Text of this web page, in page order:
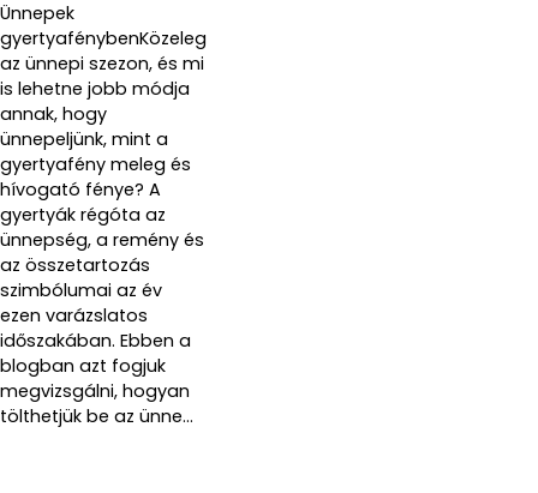
Ünnepek
gyertyafénybenKözeleg
az ünnepi szezon, és mi
is lehetne jobb módja
annak, hogy
ünnepeljünk, mint a
gyertyafény meleg és
hívogató fénye? A
gyertyák régóta az
ünnepség, a remény és
az összetartozás
szimbólumai az év
ezen varázslatos
időszakában. Ebben a
blogban azt fogjuk
megvizsgálni, hogyan
tölthetjük be az ünne...